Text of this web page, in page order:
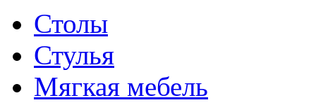
Столы
Стулья
Мягкая мебель